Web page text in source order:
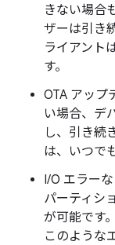
きない場合
ザーは引き
ライアント
す。
OTA アップ
い場合、デ
し、引き続
は、いつで
I/O エラー
パーティシ
が可能です
このような